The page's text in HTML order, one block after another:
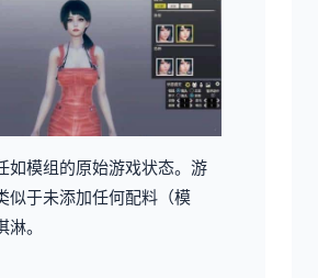
如模组的原始游戏状态。游
似于未添加任何配料（模
。